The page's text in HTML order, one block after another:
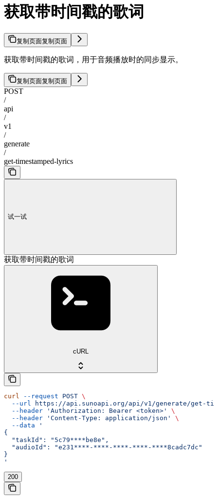
获取带时间戳的歌词
复制页面复制页面
获取带时间戳的歌词，用于音频播放时的同步显示。
复制页面复制页面
POST
/
api
/
v1
/
generate
/
get-timestamped-lyrics
试一试
获取带时间戳的歌词
cURL
curl --request POST \
  --url
https://api.sunoapi.org/api/v1/generate/get-
  --header
'Authorization: Bearer <token>'
\
  --header
'Content-Type: application/json'
\
  --data
'
{
  "taskId": "5c79****be8e",
  "audioId": "e231****-****-****-****-****8cadc7dc"
}
'
200